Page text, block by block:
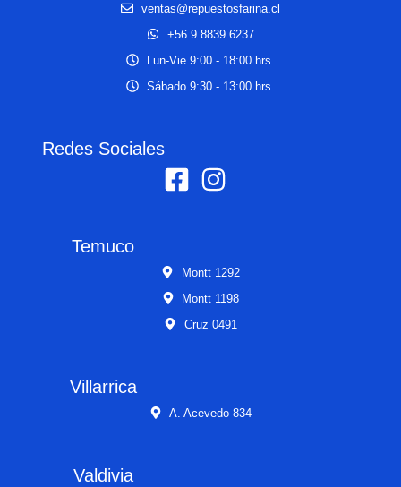
ventas@repuestosfarina.cl
+56 9 8839 6237
Lun-Vie 9:00 - 18:00 hrs.
Sábado 9:30 - 13:00 hrs.
Redes Sociales
Temuco
Montt 1292
Montt 1198
Cruz 0491
Villarrica
A. Acevedo 834
Valdivia